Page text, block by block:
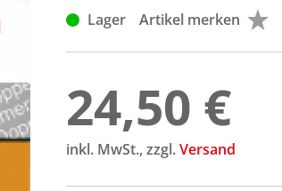
Lager Artikel merken
24,50 €
inkl. MwSt., zzgl.Versand